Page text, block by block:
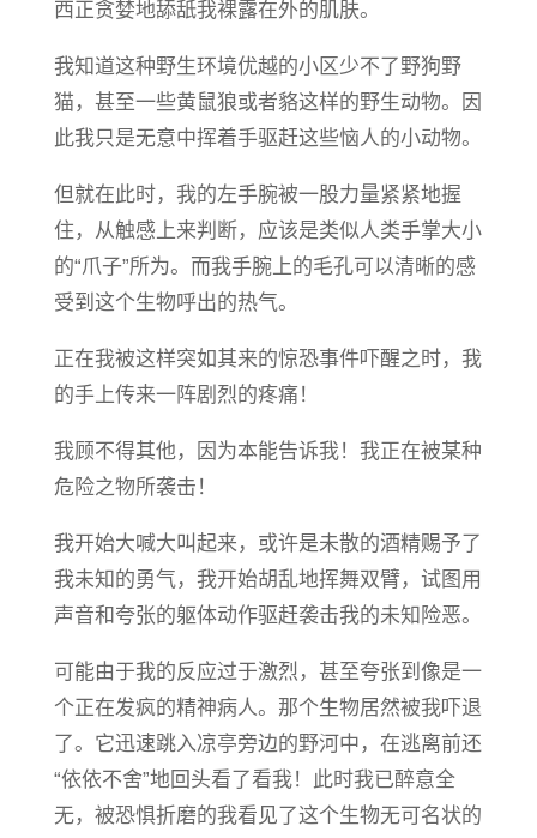
西正贪婪地舔舐我裸露在外的肌肤。
我知道这种野生环境优越的小区少不了野狗野
猫，甚至一些黄鼠狼或者貉这样的野生动物。因
此我只是无意中挥着手驱赶这些恼人的小动物。
但就在此时，我的左手腕被一股力量紧紧地握
住，从触感上来判断，应该是类似人类手掌大小
的“爪子”所为。而我手腕上的毛孔可以清晰的感
受到这个生物呼出的热气。
正在我被这样突如其来的惊恐事件吓醒之时，我
的手上传来一阵剧烈的疼痛！
我顾不得其他，因为本能告诉我！我正在被某种
危险之物所袭击！
我开始大喊大叫起来，或许是未散的酒精赐予了
我未知的勇气，我开始胡乱地挥舞双臂，试图用
声音和夸张的躯体动作驱赶袭击我的未知险恶。
可能由于我的反应过于激烈，甚至夸张到像是一
个正在发疯的精神病人。那个生物居然被我吓退
了。它迅速跳入凉亭旁边的野河中，在逃离前还
“依依不舍”地回头看了看我！此时我已醉意全
无，被恐惧折磨的我看见了这个生物无可名状的